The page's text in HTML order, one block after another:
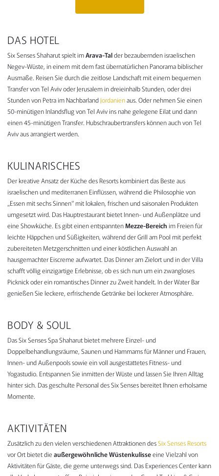
DAS HOTEL
Six Senses Shaharut spielt imArava-Talder bezaubernden israelischen
Negev-Wüste, in einem mit dem fast übernatürlichen Panorama biblischer
Ausmaße. Reisen Sie durch die zeitlose Landschaft mit einem bequemen
Transfer von Tel Aviv oder Jerusalem in dreieinhalb Stunden, oder drei
Stunden von Petra im Nachbarland Jordanienaus. Oder nehmen Sie einen
50-minütigen Inlandsflug von Tel Aviv ins nahe gelegene Eilat und dann
einen 45-minütigen Transfer. Hubschraubertransfers können auch von Tel
Aviv aus arrangiert werden.
KULINARISCHES
Der kreative Ansatz der Küche des Resorts kombiniert das Beste aus
israelischen und mediterranen Einflüssen, während die Philosophie von
„Essen mit sechs Sinnen“ mit lokalen, frischen und saisonalen Produkten
umgesetzt wird. Das Hauptrestaurant bietet Innen- und Außenplätze und
eine Showküche. Es gibt einen entspanntenMezze-Bereich im Freien für
leichte Häppchen und Süßigkeiten, während der Grill am Pool mit perfekt
zubereiteten Metzgerschnitten und einer köstlichen Auswahl an
hausgemachter Eiscreme aufwartet. Das Dinner am Zielort und in der Villa
schafft völlig einzigartige Erlebnisse, ob es sich nun um ein zwangloses
Picknick oder ein romantisches Dinner zu Zweit handelt. In der Water Bar
genießen Sie leckere, erfrischende Getränke bei lockerer Atmosphäre.
BODY & SOUL
Das Six Senses Spa Shaharut bietet mehrere Einzel- und
Doppelbehandlungsräume, Saunen und Hammams für Männer und Frauen,
Innen- und Außenpools sowie ein voll ausgestattetes Fitness- und
Yogastudio. Entspannen Sie inmitten der Wüste und lassen Sie Ihren Alltag
hinter sich. Das geschulte Personal des Six Senses bereitet Ihnen erholsame
Momente.
AKTIVITÄTEN
Zusätzlich zu den vielen verschiedenen Attraktionen desSix Senses Resorts
vor Ort bietet die außergewöhnliche Wüstenkulisseeine Vielzahl von
Aktivitäten für Gäste, die gerne unterwegs sind. Das Experiences Center kann